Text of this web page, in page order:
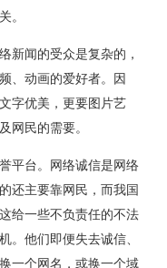
。
闻的受众是复杂的，
、动画的爱好者。因
字优美，更要图片艺
网民的需要。
台。网络诚信是网络
还主要靠网民，而我国
给一些不负责任的不法
。他们即便失去诚信、
一个网名，或换一个域